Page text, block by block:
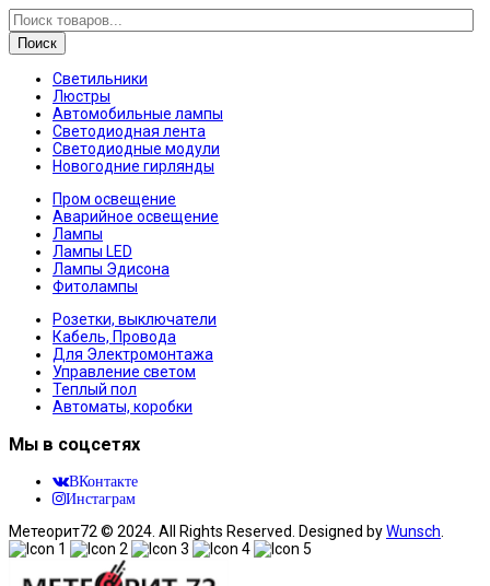
Поиск
Светильники
Люстры
Автомобильные лампы
Светодиодная лента
Светодиодные модули
Новогодние гирлянды
Пром освещение
Аварийное освещение
Лампы
Лампы LED
Лампы Эдисона
Фитолампы
Розетки, выключатели
Кабель, Провода
Для Электромонтажа
Управление светом
Теплый пол
Автоматы, коробки
Мы в соцсетях
ВКонтакте
Инстаграм
Метеорит72 © 2024. All Rights Reserved. Designed byWunsch